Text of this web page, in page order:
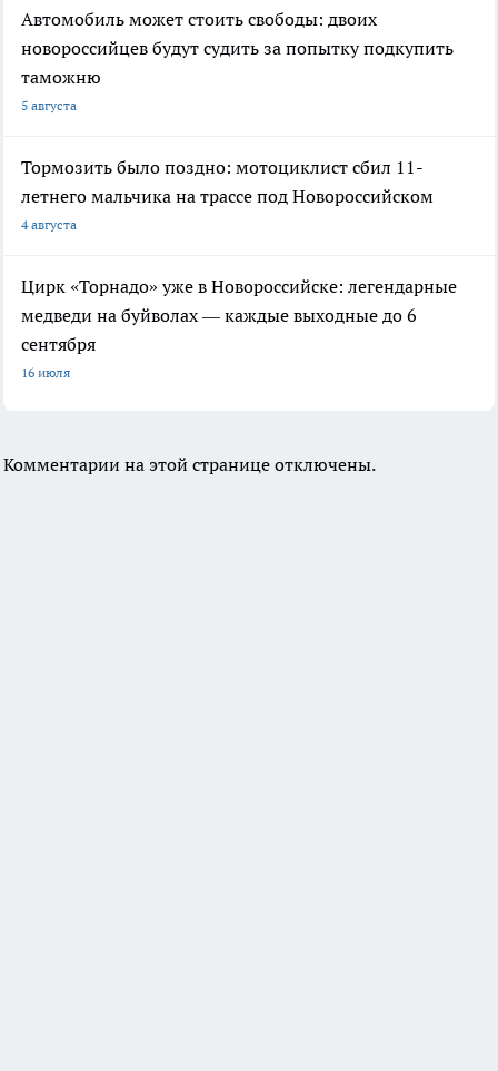
Автомобиль может стоить свободы: двоих
новороссийцев будут судить за попытку подкупить
таможню
5 августа
Тормозить было поздно: мотоциклист сбил 11-
летнего мальчика на трассе под Новороссийском
4 августа
Цирк «Торнадо» уже в Новороссийске: легендарные
медведи на буйволах — каждые выходные до 6
сентября
16 июля
Комментарии на этой странице отключены.